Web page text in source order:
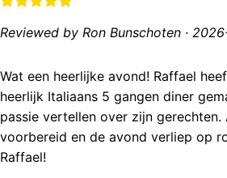
Reviewed by Ron Bunschoten ·
Wat een heerlijke avond! Raffael
heerlijk Italiaans 5 gangen diner
passie vertellen over zijn
voorbereid en de avond verliep op
Raffael!